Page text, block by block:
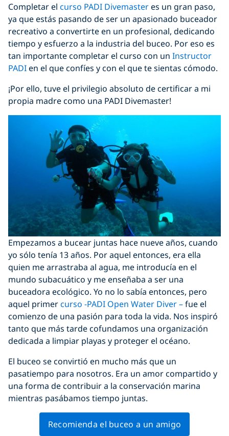
Completar el curso PADI Divemasteres un gran paso,
ya que estás pasando de ser un apasionado buceador
recreativo a convertirte en un profesional, dedicando
tiempo y esfuerzo a la industria del buceo. Por eso es
tan importante completar el curso con un Instructor
PADIen el que confíes y con el que te sientas cómodo.
¡Por ello, tuve el privilegio absoluto de certificar a mi
propia madre como una PADI Divemaster!
Empezamos a bucear juntas hace nueve años, cuando
yo sólo tenía 13 años. Por aquel entonces, era ella
quien me arrastraba al agua, me introducía en el
mundo subacuático y me enseñaba a ser una
buceadora ecológico. Yo no lo sabía entonces, pero
aquel primercurso -PADI Open Water Diver –fue el
comienzo de una pasión para toda la vida. Nos inspiró
tanto que más tarde cofundamos una organización
dedicada a limpiar playas y proteger el océano.
El buceo se convirtió en mucho más que un
pasatiempo para nosotros. Era un amor compartido y
una forma de contribuir a la conservación marina
mientras pasábamos tiempo juntas.
Recomienda el buceo a un amigo